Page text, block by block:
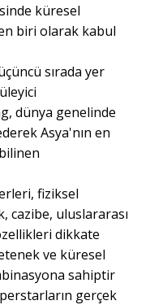
küresel
biri olarak kabul
sırada yer
dünya genelinde
Asya'nın en
fiziksel
cazibe, uluslararası
dikkate
ve küresel
sahiptir
gerçek